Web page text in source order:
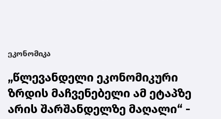
ეკონომიკა
„წლევანდელი ეკონომიკური
ზრდის მაჩვენებელი ამ ეტაპზე
არის შარშანდელზე მაღალი“ -